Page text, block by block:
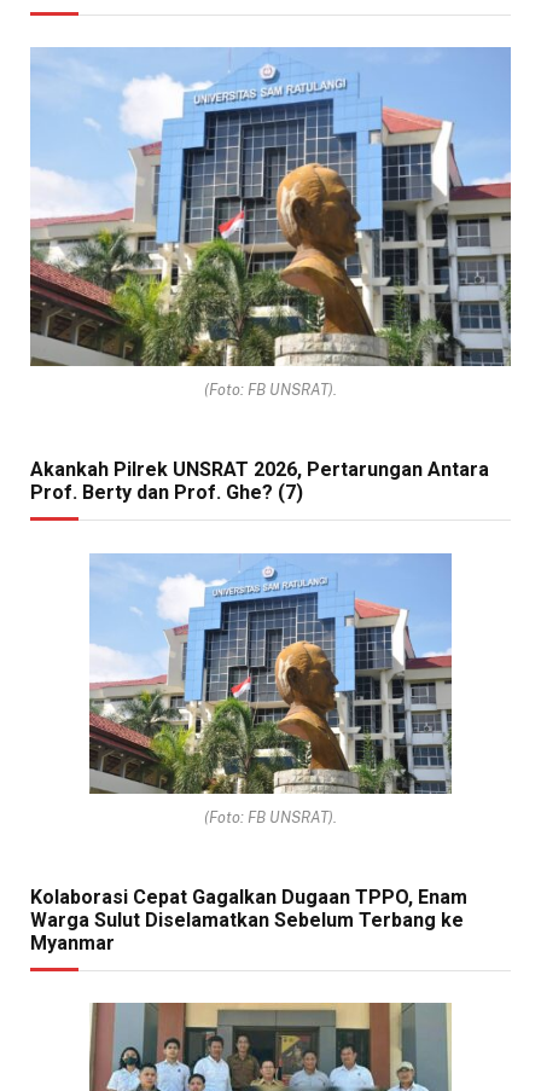
(Foto: FB UNSRAT).
Akankah Pilrek UNSRAT 2026, Pertarungan Antara
Prof. Berty dan Prof. Ghe? (7)
(Foto: FB UNSRAT).
Kolaborasi Cepat Gagalkan Dugaan TPPO, Enam
Warga Sulut Diselamatkan Sebelum Terbang ke
Myanmar